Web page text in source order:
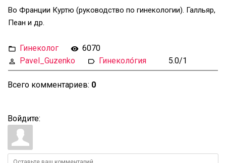
Во Франции Куртю (руководство по гинекологии). Галльяр,
Пеан и др.
Гинеколог
6070
Pavel_Guzenko
Гинеколо́гия 5.0/1
Всего комментариев: 0
Войдите: